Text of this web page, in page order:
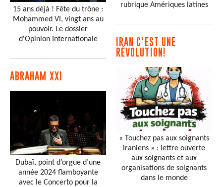
15 ans déjà ! Fête du trône :
Mohammed VI, vingt ans au
pouvoir. Le dossier
d'Opinion Internationale
ABRAHAM XXI
Dubaï, point d’orgue d’une
année 2024 flamboyante
avec le Concerto pour la
rubrique Amériques latines
IRAN C'EST UNE
RÉVOLUTION!
« Touchez pas aux soignants
iraniens » : lettre ouverte
aux soignants et aux
organisations de soignants
dans le monde